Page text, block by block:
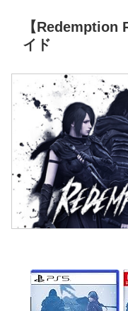
【Redemption
イド